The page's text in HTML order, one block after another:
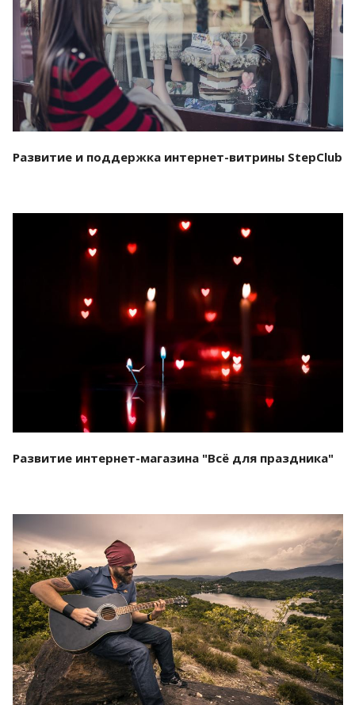
Смотреть проект
Развитие и поддержка интернет-витрины StepClub
Смотреть проект
Развитие интернет-магазина "Всё для праздника"
Смотреть проект